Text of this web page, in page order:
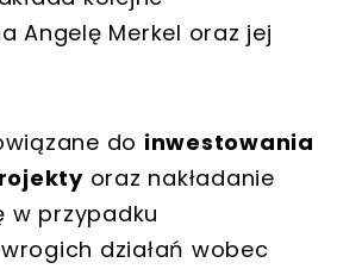
Angelę Merkel oraz jej
do inwestowania
oraz nakładanie
w przypadku
działań wobec